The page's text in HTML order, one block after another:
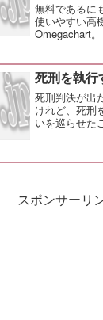
無料であるに
使いやすい高
Omegachart
とで、柔軟に
グや検証が
に従うので、
が必要にな
死刑を執行
死刑判決が出
けれど、死刑
いを巡らせた
うな立場 」
の執行を自分
スポンサーリ